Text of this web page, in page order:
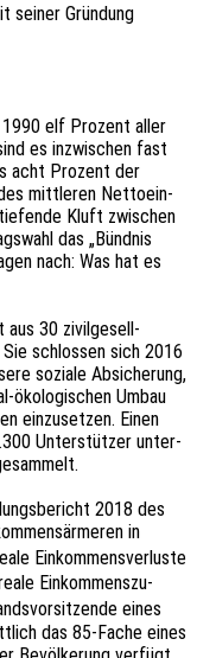
seiner Grün­dung
elf Prozent aller
es inzwi­schen fast
acht Prozent der
mitt­le­ren Netto­ein­
Kluft zwischen
das „Bünd­nis
nach: Was hat es
aus 30 zivil­ge­sell­
schlos­sen sich 2016
sozia­le Absi­che­rung,
ökolo­gi­schen Umbau
einzu­set­zen. Einen
Unter­stüt­zer unter­
2018 des
in
Einkom­mens­ver­lus­te
Einkom­mens­zu­
eines
das 85-Fache eines